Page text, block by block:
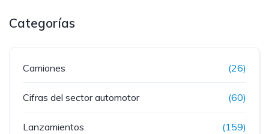
Categorías
Camiones (26)
Cifras del sector automotor (60)
Lanzamientos (159)